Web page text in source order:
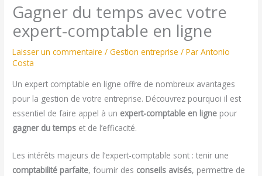
Gagner du temps avec votre
expert-comptable en ligne
Laisser un commentaire /Gestion entreprise / ParAntonio
Costa
Un expert comptable en ligne offre de nombreux avantages
pour la gestion de votre entreprise. Découvrez pourquoi il est
essentiel de faire appel à un expert-comptable en ligne pour
gagner du temps et de l’efficacité.
Les intérêts majeurs de l’expert-comptable sont : tenir une
comptabilité parfaite, fournir des conseils avisés, permettre de